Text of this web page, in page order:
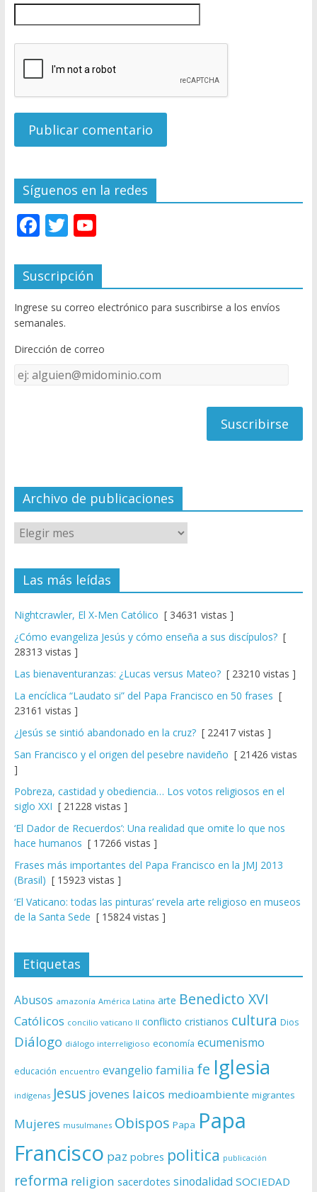
Síguenos en la redes
F
e
b
o
o
k
T
itt
er
Y
u
T
u
e
C
el
Suscripción
Ingrese su correo electrónico para suscribirse a los envíos
semanales.
Dirección de correo
Dirección
Archivo de publicaciones
Las más leídas
Nightcrawler, El X-Men Católico [ 34631 vistas ]
¿Cómo evangeliza Jesús y cómo enseña a sus discípulos?[
28313 vistas ]
Las bienaventuranzas: ¿Lucas versus Mateo?[ 23210 vistas ]
La encíclica “Laudato si” del Papa Francisco en 50 frases [
23161 vistas ]
¿Jesús se sintió abandonado en la cruz?[ 22417 vistas ]
San Francisco y el origen del pesebre navideño [ 21426 vistas
]
Pobreza, castidad y obediencia… Los votos religiosos en el
siglo XXI [ 21228 vistas ]
‘El Dador de Recuerdos’: Una realidad que omite lo que nos
hace humanos [ 17266 vistas ]
Frases más importantes del Papa Francisco en la JMJ 2013
(Brasil) [ 15923 vistas ]
‘El Vaticano: todas las pinturas’ revela arte religioso en museos
de la Santa Sede [ 15824 vistas ]
Etiquetas
Abusos amazonía América Latina arte Benedicto XVI
Católicos concilio vaticano II conflicto cristianos cultura Dios
Diálogo diálogo interreligioso economía ecumenismo
educación encuentro evangelio familia fe Iglesia
indígenas Jesus jovenes laicos medioambiente migrantes
Mujeres musulmanes Obispos Papa Papa
Francisco paz pobres politica publicación
reforma religion sacerdotes sinodalidad SOCIEDAD